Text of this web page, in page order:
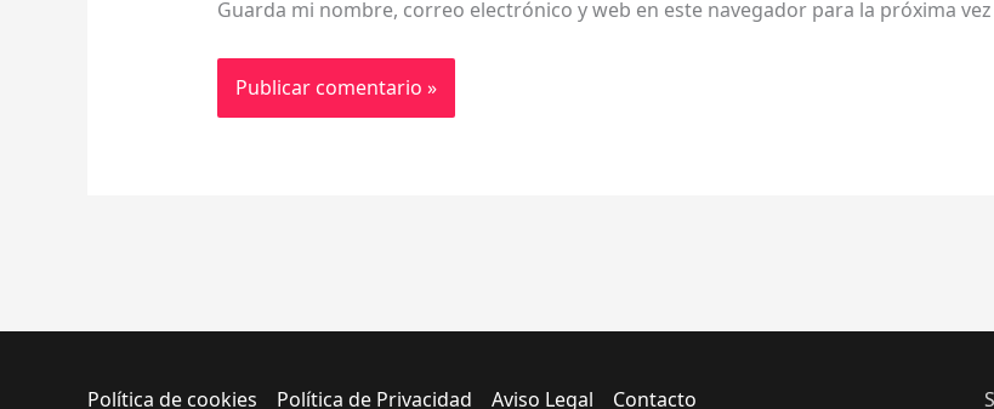
Guarda mi nombre, correo electrónico y web en este navegador para la próxima
Política de cookies Política de Privacidad Aviso Legal Contacto